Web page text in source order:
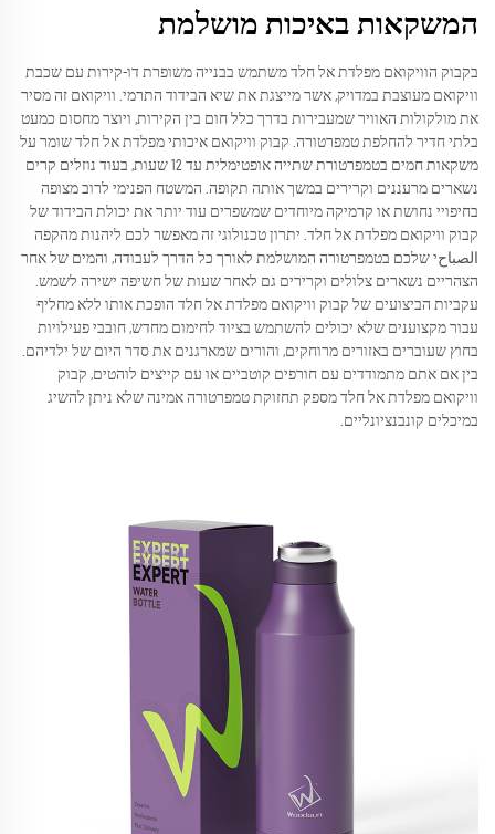
המשקאות באיכות מושלמת
בקבוק הוויקואם מפלדת אל חלד משתמש בבנייה משופרת דו-קירות עם שכבת
וויקואם מעוצבת במדויק, אשר מייצגת את שיא הבידוד התרמי. וויקואם זה מסיר
את מולקולות האוויר שמעבירות בדרך כלל חום בין הקירות, ויוצר מחסום כמעט
בלתי חדיר להחלפת טמפרטורה. קבוק וויקואם איכותי מפלדת אל חלד שומר על
משקאות חמים בטמפרטורת שתייה אופטימלית עד 12 שעות, בעוד נוזלים קרים
נשארים מרעננים וקרירים במשך אותה תקופה. המשטח הפנימי לרוב מצופה
בחיפויי נחושת או קרמיקה מיוחדים שמשפרים עוד יותר את יכולת הבידוד של
קבוק וויקואם מפלדת אל חלד. יתרון טכנולוגי זה מאפשר לכם ליהנות מהקפה
الصباحי שלכם בטמפרטורה המושלמת לאורך כל הדרך לעבודה, והמים של אחר
הצהריים נשארים צלולים וקרירים גם לאחר שעות של חשיפה ישירה לשמש.
עקביות הביצועים של קבוק וויקואם מפלדת אל חלד הופכת אותו ללא מחליף
עבור מקצוענים שלא יכולים להשתמש בציוד לחימום מחדש, חובבי פעילויות
בחוץ שעוברים באזורים מרוחקים, והורים שמארגנים את סדר היום של ילדיהם.
בין אם אתם מתמודדים עם חורפים קוטביים או עם קייצים לוהטים, קבוק
וויקואם מפלדת אל חלד מספק תחזוקת טמפרטורה אמינה שלא ניתן להשיג
במיכלים קונבנציונליים.